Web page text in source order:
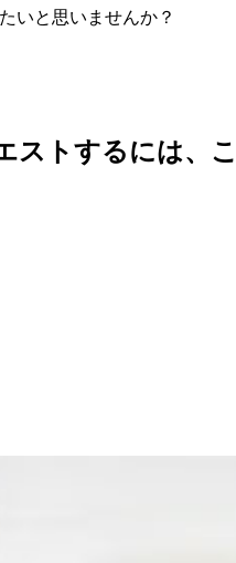
いと思いませんか？
トするには、